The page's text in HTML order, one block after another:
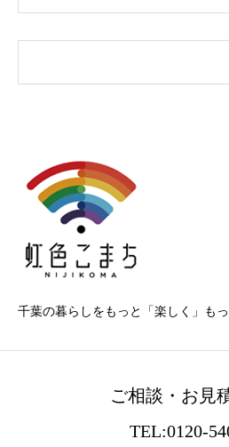
千葉の暮らしをもっと「楽しく」もっ
ご相談・お見
TEL:0120-